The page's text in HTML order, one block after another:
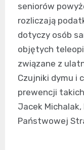
seniorów
rozliczają
dotyczy osób
objętych
związane z
Czujniki dymu i
prewencji
Jacek
Państwowej